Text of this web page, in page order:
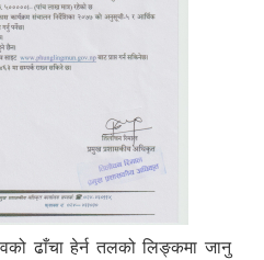
ढाँचा हेर्न तलको लिङ्कमा जानु